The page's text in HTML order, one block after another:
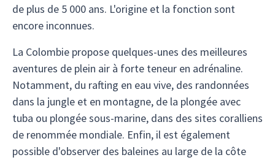
de plus de 5 000 ans. L'origine et la fonction sont
encore inconnues.
La Colombie propose quelques-unes des meilleures
aventures de plein air à forte teneur en adrénaline.
Notamment, du rafting en eau vive, des randonnées
dans la jungle et en montagne, de la plongée avec
tuba ou plongée sous-marine, dans des sites coralliens
de renommée mondiale. Enfin, il est également
possible d'observer des baleines au large de la côte